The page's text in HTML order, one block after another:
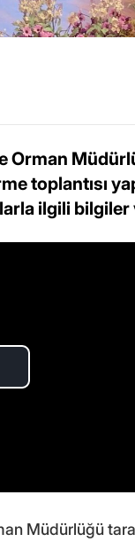
Orman
toplantısı
ilgili bilgiler
Müdürlüğü